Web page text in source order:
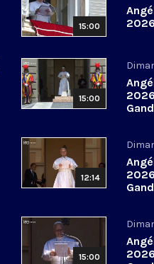
15:00
2026
15:00
12:14
15:00